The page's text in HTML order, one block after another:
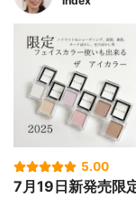
5.00
7月19日新発売限